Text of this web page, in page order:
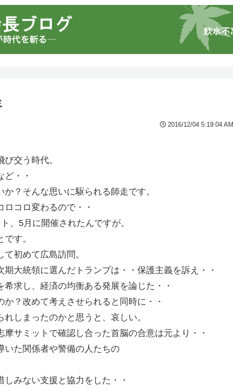
2016/12/04 5:19:04 AM
交う時代。
・・
？そんな思いに駆られる師走です。
コロ変わるので・・
、5月に開催されたんですが。
す。
初めて広島訪問。
大統領に選んだトランプは・・保護主義を訴え・・
求し、経済の均衡ある発展を論じた・・
？改めて考えさせられると同時に・・
しまったのかと思うと、哀しい。
サミットで確認し合った首脳の合意は元より・・
いた関係者や警備の人たちの
みない支援と協力をした・・